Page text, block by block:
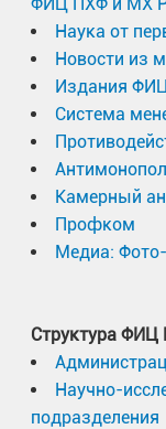
Наука от
Новости из
Издания
Система
Камерный
Профком
Медиа:
Структура
Научно-
подразделения